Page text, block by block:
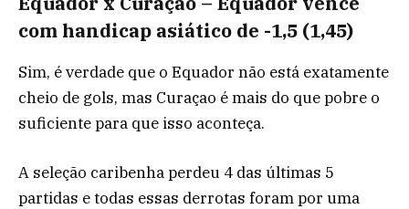
com handicap asiático de -1,5 (1,45)
Sim, é verdade que o Equador não está exatamente
cheio de gols, mas Curaçao é mais do que pobre o
suficiente para que isso aconteça.
A seleção caribenha perdeu 4 das últimas 5
partidas e todas essas derrotas foram por uma